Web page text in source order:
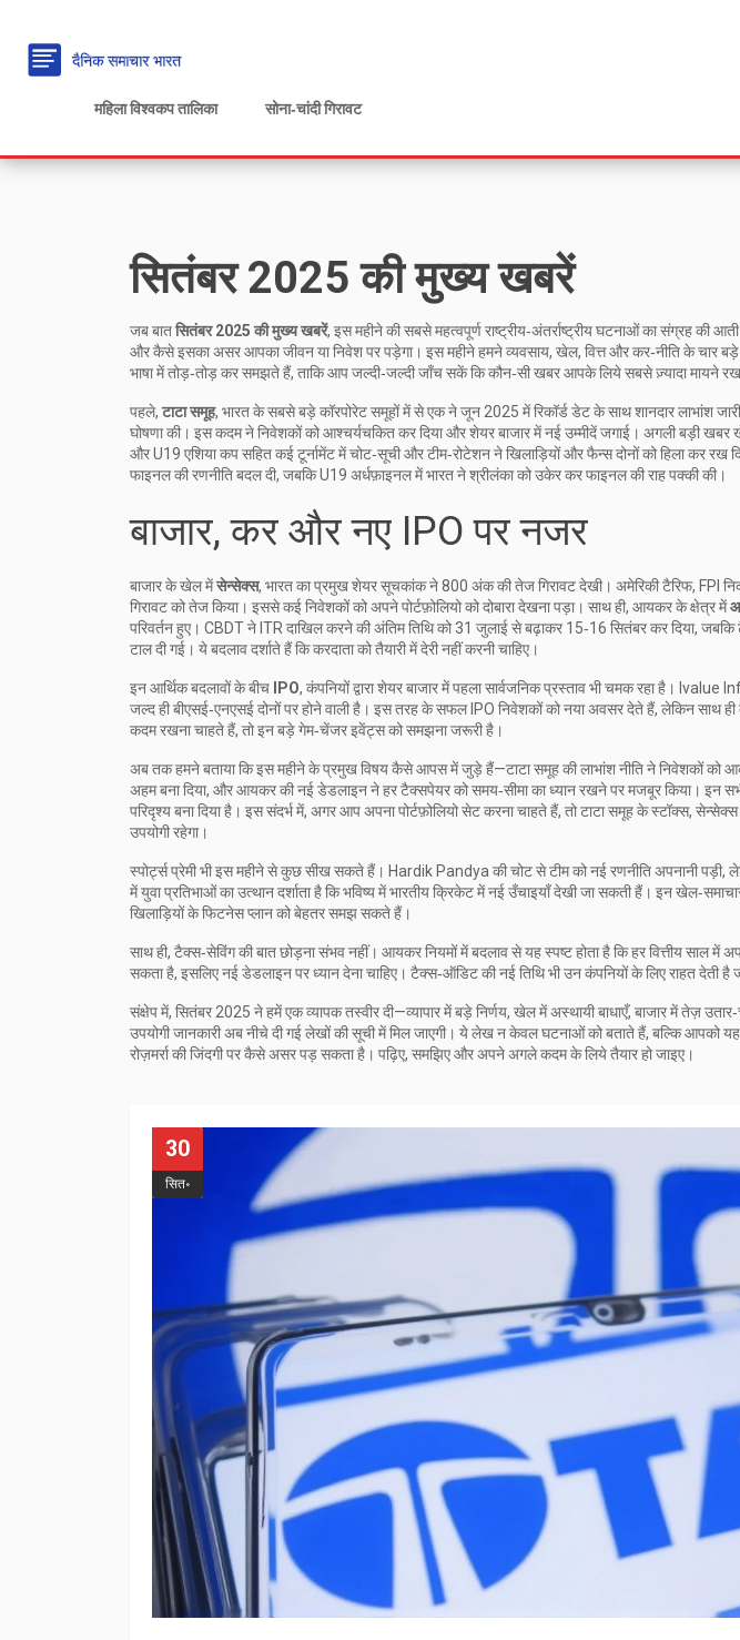
महिला विश्वकप तालिका सोना‑चांदी गिरावट
सितंबर 2025 की मुख्य खबरें
जब बातसितंबर 2025 की मुख्य खबरें, इस महीने की सबसे महत्वपूर्ण राष्ट्रीय‑अंतर्राष्ट्रीय घटनाओं का संग्रहकी आती
और कैसे इसका असर आपका जीवन या निवेश पर पड़ेगा। इस महीने हमने व्यवसाय, खेल, वित्त और कर‑नीति के चार
भाषा में तोड़‑तोड़ कर समझते हैं, ताकि आप जल्दी‑जल्दी जाँच सकें कि कौन‑सी खबर आपके लिये सबसे ज़्यादा मायने
पहले, टाटा समूह, भारत के सबसे बड़े कॉरपोरेट समूहों में से एकने जून 2025 में रिकॉर्ड डेट के साथ शानदार लाभांश
घोषणा की। इस कदम ने निवेशकों को आश्चर्यचकित कर दिया और शेयर बाजार में नई उम्मीदें जगाई। अगली बड़ी
और U19 एशिया कप सहित कई टूर्नामेंटमें चोट‑सूची और टीम‑रोटेशन ने खिलाड़ियों और फैन्स दोनों को हिला कर रख
फाइनल की रणनीति बदल दी, जबकि U19 अर्धफ़ाइनल में भारत ने श्रीलंका को उकेर कर फाइनल की राह पक्की की।
बाजार, कर और नए IPO पर नजर
बाजार के खेल मेंसेन्सेक्स, भारत का प्रमुख शेयर सूचकांकने 800 अंक की तेज गिरावट देखी। अमेरिकी टैरिफ, FPI
गिरावट को तेज किया। इससे कई निवेशकों को अपने पोर्टफ़ोलियो को दोबारा देखना पड़ा। साथ ही, आयकर के क्षेत्र में
परिवर्तन हुए। CBDT ने ITR दाखिल करने की अंतिम तिथि को 31 जुलाई से बढ़ाकर 15‑16 सितंबर कर दिया,
टाल दी गई। ये बदलाव दर्शाते हैं कि करदाता को तैयारी में देरी नहीं करनी चाहिए।
इन आर्थिक बदलावों के बीच IPO, कंपनियों द्वारा शेयर बाजार में पहला सार्वजनिक प्रस्तावभी चमक रहा है। Ivalue
जल्द ही बीएसई‑एनएसई दोनों पर होने वाली है। इस तरह के सफल IPO निवेशकों को नया अवसर देते हैं, लेकिन साथ ही
कदम रखना चाहते हैं, तो इन बड़े गेम‑चेंजर इवेंट्स को समझना जरूरी है।
अब तक हमने बताया कि इस महीने के प्रमुख विषय कैसे आपस में जुड़े हैं—टाटा समूह की लाभांश नीति ने निवेशकों को
अहम बना दिया, और आयकर की नई डेडलाइन ने हर टैक्सपेयर को समय‑सीमा का ध्यान रखने पर मजबूर किया। इन
परिदृश्य बना दिया है। इस संदर्भ में, अगर आप अपना पोर्टफ़ोलियो सेट करना चाहते हैं, तो टाटा समूह के स्टॉक्स,
उपयोगी रहेगा।
स्पोर्ट्स प्रेमी भी इस महीने से कुछ सीख सकते हैं। Hardik Pandya की चोट से टीम को नई रणनीति अपनानी पड़ी,
में युवा प्रतिभाओं का उत्थान दर्शाता है कि भविष्य में भारतीय क्रिकेट में नई उँचाइयाँ देखी जा सकती हैं। इन
खिलाड़ियों के फिटनेस प्लान को बेहतर समझ सकते हैं।
साथ ही, टैक्स‑सेविंग की बात छोड़ना संभव नहीं। आयकर नियमों में बदलाव से यह स्पष्ट होता है कि हर वित्तीय साल
सकता है, इसलिए नई डेडलाइन पर ध्यान देना चाहिए। टैक्स‑ऑडिट की नई तिथि भी उन कंपनियों के लिए राहत देती है
संक्षेप में, सितंबर 2025 ने हमें एक व्यापक तस्वीर दी—व्यापार में बड़े निर्णय, खेल में अस्थायी बाधाएँ, बाजार में तेज़
उपयोगी जानकारी अब नीचे दी गई लेखों की सूची में मिल जाएगी। ये लेख न केवल घटनाओं को बताते हैं, बल्कि आपको
रोज़मर्रा की जिंदगी पर कैसे असर पड़ सकता है। पढ़िए, समझिए और अपने अगले कदम के लिये तैयार हो जाइए।
30
सित॰